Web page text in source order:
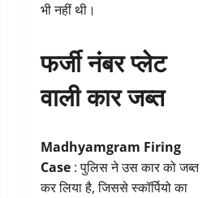
भी नहीं थी।
फर्जी नंबर प्लेट
वाली कार जब्त
Madhyamgram Firing
Case : पुलिस ने उस कार को जब्त
कर लिया है, जिससे स्कॉर्पियो का